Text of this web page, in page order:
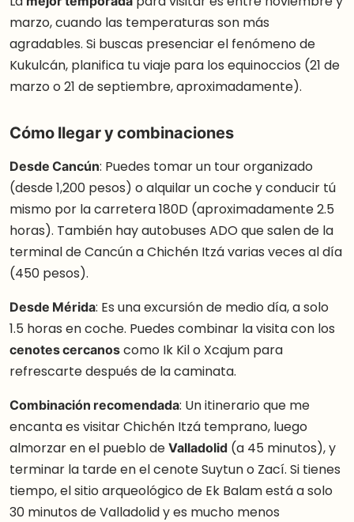
marzo, cuando las temperaturas son más
agradables. Si buscas presenciar el fenómeno de
Kukulcán, planifica tu viaje para los equinoccios (21 de
marzo o 21 de septiembre, aproximadamente).
Cómo llegar y combinaciones
Desde Cancún: Puedes tomar un tour organizado
(desde 1,200 pesos) o alquilar un coche y conducir tú
mismo por la carretera 180D (aproximadamente 2.5
horas). También hay autobuses ADO que salen de la
terminal de Cancún a Chichén Itzá varias veces al día
(450 pesos).
Desde Mérida: Es una excursión de medio día, a solo
1.5 horas en coche. Puedes combinar la visita con los
cenotes cercanoscomo Ik Kil o Xcajum para
refrescarte después de la caminata.
Combinación recomendada: Un itinerario que me
encanta es visitar Chichén Itzá temprano, luego
almorzar en el pueblo deValladolid (a 45 minutos), y
terminar la tarde en el cenote Suytun o Zací. Si tienes
tiempo, el sitio arqueológico de Ek Balam está a solo
30 minutos de Valladolid y es mucho menos